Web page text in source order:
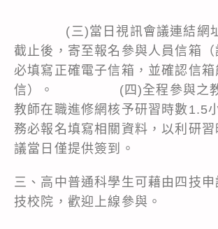
(三)當日視訊會議連結網址
截止後，寄至報名參與人員信箱
必填寫正確電子信箱，並確認信
信）。 (四)全程參與之教
教師在職進修網核予研習時數1.5
務必報名填寫相關資料，以利研
議當日僅提供簽到。
三、高中普通科學生可藉由四技
技校院，歡迎上線參與。